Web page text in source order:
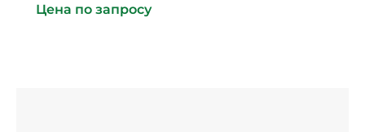
Цена по запросу